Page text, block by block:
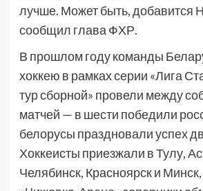
лучше. Может быть, добавится
сообщил глава ФХР.
В прошлом году команды
хоккею в рамках серии «Лига
тур сборной» провели между
матчей — в шести победили
белорусы праздновали успех
Хоккеисты приезжали в Тулу,
Челябинск, Красноярск и